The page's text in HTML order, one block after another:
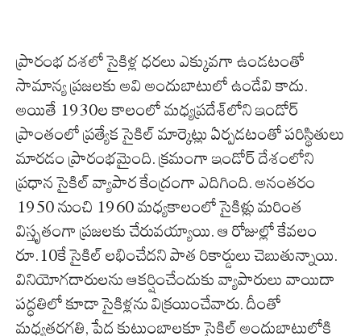
ప్రారంభ దశలో సైకిళ్ల ధరలు ఎక్కువగా ఉండటంతో
సామాన్య ప్రజలకు అవి అందుబాటులో ఉండేవి కాదు.
అయితే 1930ల కాలంలో మధ్యప్రదేశ్‌లోని ఇండోర్
ప్రాంతంలో ప్రత్యేక సైకిల్ మార్కెట్లు ఏర్పడటంతో పరిస్థితులు
మారడం ప్రారంభమైంది. క్రమంగా ఇండోర్ దేశంలోని
ప్రధాన సైకిల్ వ్యాపార కేంద్రంగా ఎదిగింది. అనంతరం
1950 నుంచి 1960 మధ్యకాలంలో సైకిళ్లు మరింత
విస్తృతంగా ప్రజలకు చేరువయ్యాయి. ఆ రోజుల్లో కేవలం
రూ.10కే సైకిల్ లభించేదని పాత రికార్డులు చెబుతున్నాయి.
వినియోగదారులను ఆకర్షించేందుకు వ్యాపారులు వాయిదా
పద్ధతిలో కూడా సైకిళ్లను విక్రయించేవారు. దీంతో
మధ్యతరగతి, పేద కుటుంబాలకూ సైకిల్ అందుబాటులోకి